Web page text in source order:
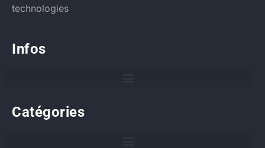
technologies
Infos
Catégories